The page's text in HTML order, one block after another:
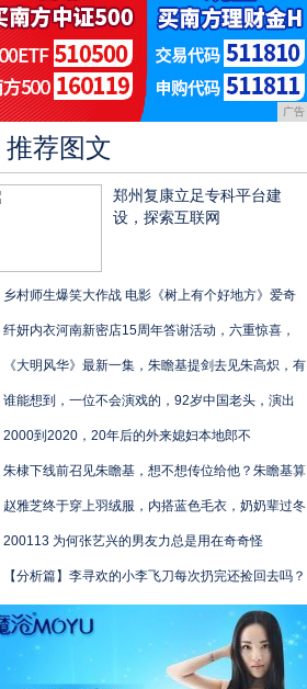
广告
推荐图文
郑州复康立足专科平台建
设，探索互联网
乡村师生爆笑大作战 电影《树上有个好地方》爱奇
纤妍内衣河南新密店15周年答谢活动，六重惊喜，
《大明风华》最新一集，朱瞻基提剑去见朱高炽，有
谁能想到，一位不会演戏的，92岁中国老头，演出
2000到2020，20年后的外来媳妇本地郎不
朱棣下线前召见朱瞻基，想不想传位给他？朱瞻基算
赵雅芝终于穿上羽绒服，内搭蓝色毛衣，奶奶辈过冬
200113 为何张艺兴的男友力总是用在奇奇怪
【分析篇】李寻欢的小李飞刀每次扔完还捡回去吗？